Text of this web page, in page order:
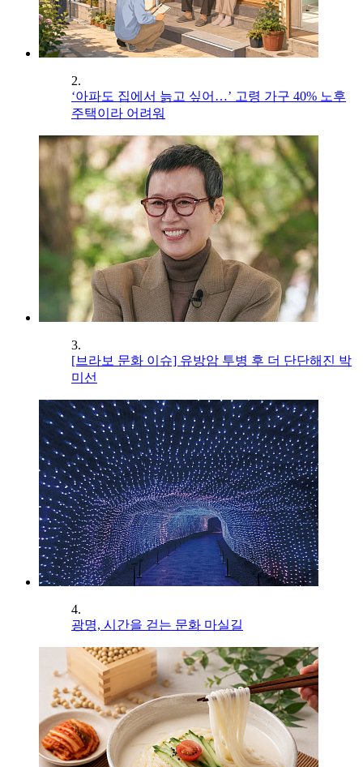
2.
‘아파도 집에서 늙고 싶어…’ 고령 가구 40% 노후
주택이라 어려워
3.
[브라보 문화 이슈] 유방암 투병 후 더 단단해진 박
미선
4.
광명, 시간을 걷는 문화 마실길